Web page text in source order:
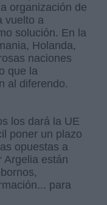
organización de
vuelto a
solución. En la
Holanda,
naciones
que la
al diferendo.
los dará la UE
poner un plazo
opuestas a
Argelia están
para